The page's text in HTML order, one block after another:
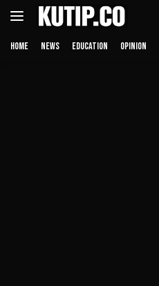
Langsung
HOME NEWS EDUCATION OPINION